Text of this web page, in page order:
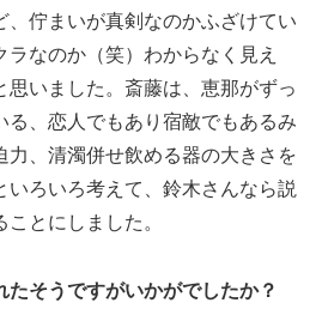
、佇まいが真剣なのかふざけてい
ラなのか（笑）わからなく見え
思いました。斎藤は、恵那がずっ
る、恋人でもあり宿敵でもあるみ
力、清濁併せ飲める器の大きさを
いろいろ考えて、鈴木さんなら説
とにしました。
そうですがいかがでしたか？